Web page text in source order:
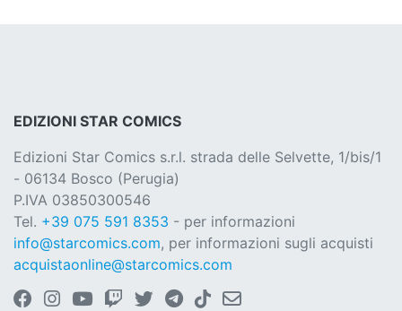
EDIZIONI STAR COMICS
Edizioni Star Comics s.r.l. strada delle Selvette, 1/bis/1
- 06134 Bosco (Perugia)
P.IVA 03850300546
Tel. +39 075 591 8353 - per informazioni
info@starcomics.com, per informazioni sugli acquisti
acquistaonline@starcomics.com